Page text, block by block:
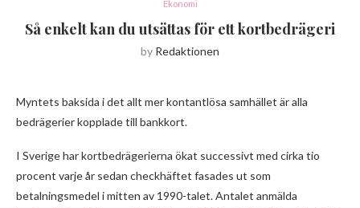
Ekonomi
Så enkelt kan du utsättas för ett kortbedrägeri
by Redaktionen
Myntets baksida i det allt mer kontantlösa samhället är alla
bedrägerier kopplade till bankkort.
I Sverige har kortbedrägerierna ökat successivt med cirka tio
procent varje år sedan checkhäftet fasades ut som
betalningsmedel i mitten av 1990-talet. Antalet anmälda